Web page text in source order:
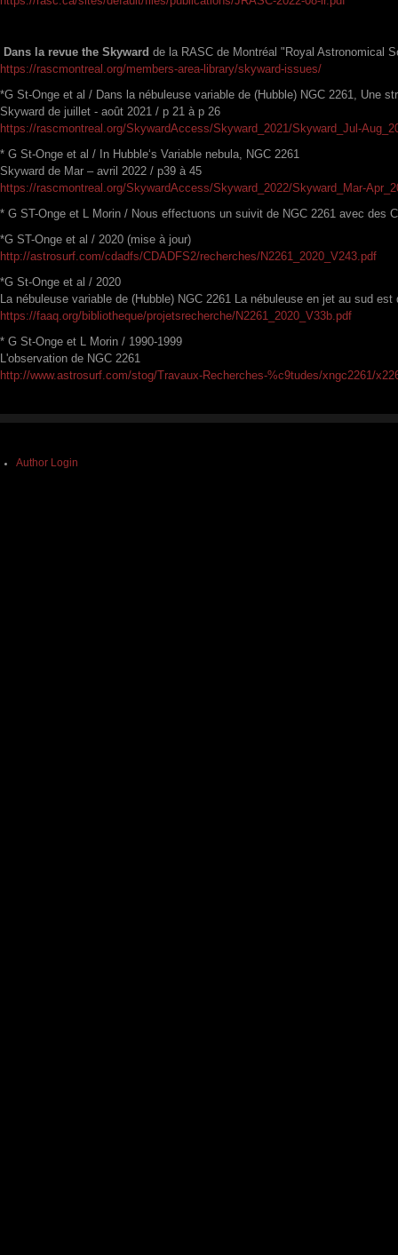
Dans la revue the Skyward de la RASC de Montréal "Royal Astronomical
https://rascmontreal.org/members-area-library/skyward-issues/
*G St-Onge et al / Dans la nébuleuse variable de (Hubble) NGC 2261, Une
Skyward de juillet - août 2021 / p 21 à p 26
https://rascmontreal.org/SkywardAccess/Skyward_2021/Skyward_Jul-
* G St-Onge et al / In Hubble‘s Variable nebula, NGC 2261
Skyward de Mar – avril 2022 / p39 à 45
https://rascmontreal.org/SkywardAccess/Skyward_2022/Skyward_Mar-
* G ST-Onge et L Morin / Nous effectuons un suivit de NGC 2261 avec des
*G ST-Onge et al / 2020 (mise à jour)
http://astrosurf.com/cdadfs/CDADFS2/recherches/N2261_2020_V243.pdf
*G St-Onge et al / 2020
La nébuleuse variable de (Hubble) NGC 2261 La nébuleuse en jet au sud
https://faaq.org/bibliotheque/projetsrecherche/N2261_2020_V33b.pdf
* G St-Onge et L Morin / 1990-1999
L'observation de NGC 2261
http://www.astrosurf.com/stog/Travaux-Recherches-%c9tudes/xngc2261/
Author Login